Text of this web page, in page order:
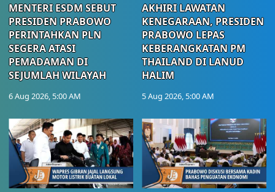
MENTERI ESDM SEBUT
PRESIDEN PRABOWO
PERINTAHKAN PLN
SEGERA ATASI
PEMADAMAN DI
SEJUMLAH WILAYAH
6 Aug 2026, 5:00 AM
AKHIRI LAWATAN
KENEGARAAN, PRESIDEN
PRABOWO LEPAS
KEBERANGKATAN PM
THAILAND DI LANUD
HALIM
5 Aug 2026, 5:00 AM